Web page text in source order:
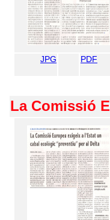
JPG PDF
La Comissió